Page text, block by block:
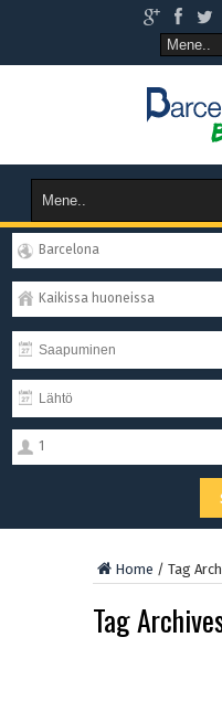
Barcelona
Kaikissa huoneissa
1
Home / Tag
Tag